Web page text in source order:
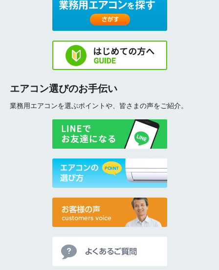
エアコン選びのお手伝い
業務用エアコンを選ぶポイントや、皆さまの声をご紹介。